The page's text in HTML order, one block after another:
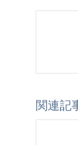
関連記